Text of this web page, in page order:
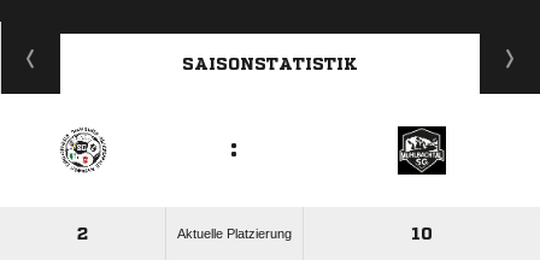
SAISONSTATISTIK
:
2 Aktuelle Platzierung 10